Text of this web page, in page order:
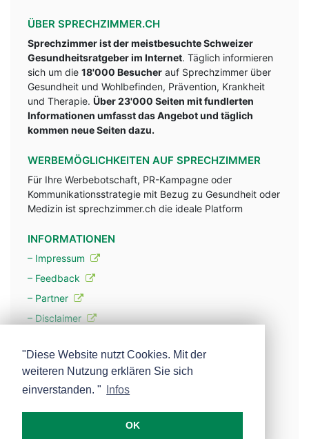
ÜBER SPRECHZIMMER.CH
Sprechzimmer ist der meistbesuchte Schweizer
Gesundheitsratgeber im Internet. Täglich informieren
sich um die 18'000 Besucher auf Sprechzimmer über
Gesundheit und Wohlbefinden, Prävention, Krankheit
und Therapie. Über 23'000 Seiten mit fundlerten
Informationen umfasst das Angebot und täglich
kommen neue Seiten dazu.
WERBEMÖGLICHKEITEN AUF SPRECHZIMMER
Für Ihre Werbebotschaft, PR-Kampagne oder
Kommunikationsstrategie mit Bezug zu Gesundheit oder
Medizin ist sprechzimmer.ch die ideale Platform
INFORMATIONEN
– Impressum
– Feedback
– Partner
– Disclaimer
– Werbung
– Mehr über unsere Experten
"Diese Website nutzt Cookies. Mit der
weiteren Nutzung erklären Sie sich
einverstanden. "
Infos
OK